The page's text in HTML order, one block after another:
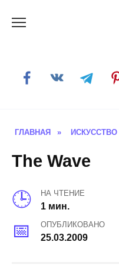
ГЛАВНАЯ » ИСКУССТВО
The Wave
НА ЧТЕНИЕ
1 мин.
ОПУБЛИКОВАНО
25.03.2009